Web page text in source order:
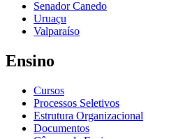
Senador Canedo
Uruaçu
Valparaíso
Ensino
Cursos
Processos Seletivos
Estrutura Organizacional
Documentos